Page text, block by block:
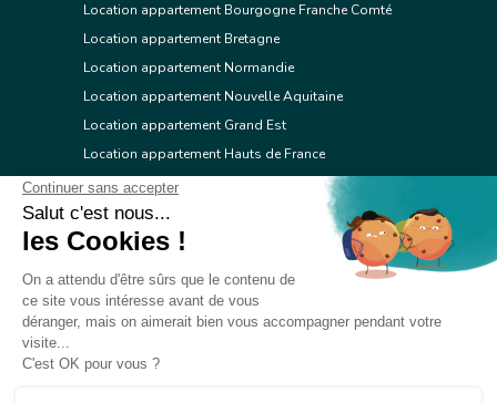
Location appartement Bourgogne Franche Comté
Location appartement Bretagne
Location appartement Normandie
Location appartement Nouvelle Aquitaine
Location appartement Grand Est
Location appartement Hauts de France
Location appartement Ile de France
Location appartement Centre Val de Loire
Location appartement Occitanie
Location appartement Provence Alpes Côte d'Azur
Location appartement Corse